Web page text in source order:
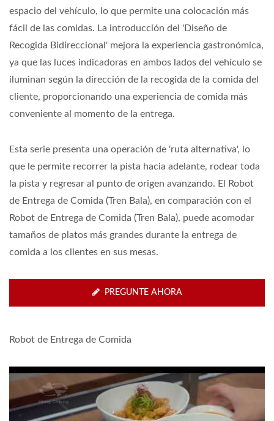
espacio del vehículo, lo que permite una colocación más
fácil de las comidas. La introducción del 'Diseño de
Recogida Bidireccional' mejora la experiencia gastronómica,
ya que las luces indicadoras en ambos lados del vehículo se
iluminan según la dirección de la recogida de la comida del
cliente, proporcionando una experiencia de comida más
conveniente al momento de la entrega.
Esta serie presenta una operación de 'ruta alternativa', lo
que le permite recorrer la pista hacia adelante, rodear toda
la pista y regresar al punto de origen avanzando. El Robot
de Entrega de Comida (Tren Bala), en comparación con el
Robot de Entrega de Comida (Tren Bala), puede acomodar
tamaños de platos más grandes durante la entrega de
comida a los clientes en sus mesas.
PREGUNTE AHORA
Robot de Entrega de Comida